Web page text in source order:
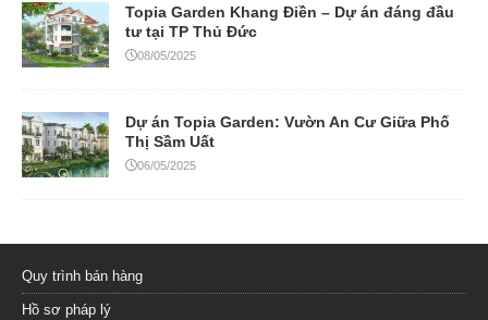
Topia Garden Khang Điền – Dự án đáng đầu
tư tại TP Thủ Đức
08/05/2025
Dự án Topia Garden: Vườn An Cư Giữa Phố
Thị Sầm Uất
06/05/2025
Quy trình bán hàng
Hồ sơ pháp lý